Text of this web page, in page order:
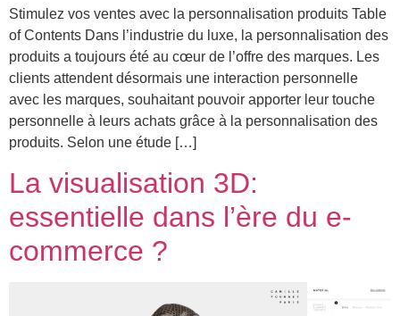
Stimulez vos ventes avec la personnalisation produits Table
of Contents Dans l’industrie du luxe, la personnalisation des
produits a toujours été au cœur de l’offre des marques. Les
clients attendent désormais une interaction personnelle
avec les marques, souhaitant pouvoir apporter leur touche
personnelle à leurs achats grâce à la personnalisation des
produits. Selon une étude […]
La visualisation 3D:
essentielle dans l’ère du e-
commerce ?